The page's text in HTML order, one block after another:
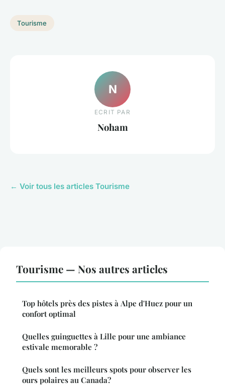
Tourisme
N
ECRIT PAR
Noham
← Voir tous les articles Tourisme
Tourisme — Nos autres articles
Top hôtels près des pistes à Alpe d'Huez pour un
confort optimal
Quelles guinguettes à Lille pour une ambiance
estivale memorable ?
Quels sont les meilleurs spots pour observer les
ours polaires au Canada?